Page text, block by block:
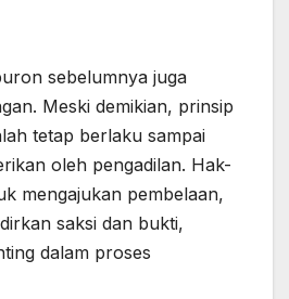
sebelumnya juga
Meski demikian, prinsip
tetap berlaku sampai
oleh pengadilan. Hak-
mengajukan pembelaan,
saksi dan bukti,
dalam proses